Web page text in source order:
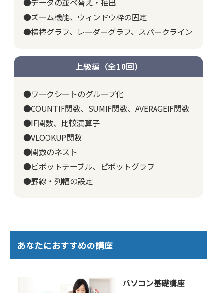
●データの並べ替え・抽出
●ズーム機能、ウィンドウ枠の固定
●横棒グラフ、レーダーグラフ、スパークライン
上級編（全10回）
●ワークシートのグループ化
●COUNTIF関数、SUMIF関数、AVERAGEIF関数
●IF関数、比較演算子
●VLOOKUP関数
●関数のネスト
●ピボットテーブル、ピボットグラフ
●罫線・列幅の設定
あなたにおすすめの講座
パソコン基礎講座